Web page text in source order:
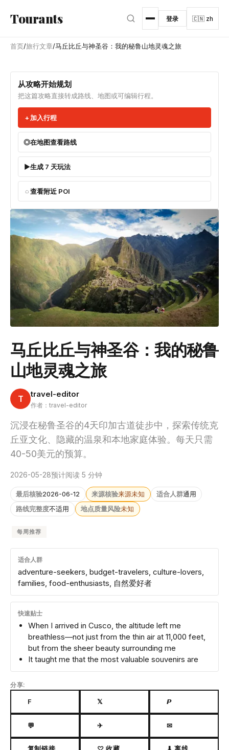
Tourants 登录 🇨🇳 zh
首页/旅行文章/马丘比丘与神圣谷：我的秘鲁山地灵魂之旅
从攻略开始规划
把这篇攻略直接转成路线、地图或可编辑行程。
加入行程
在地图查看路线
生成 7 天玩法
查看附近 POI
马丘比丘与神圣谷：我的秘鲁
山地灵魂之旅
T travel-editor
作者：travel-editor
沉浸在秘鲁圣谷的4天印加古道徒步中，探索传统克
丘亚文化、隐藏的温泉和本地家庭体验。每天只需
40-50美元的预算。
2026-05-28预计阅读 5 分钟
最后核验2026-06-12 来源核验来源未知 适合人群通用
路线完整度不适用 地点质量风险未知
每周推荐
适合人群
adventure-seekers, budget-travelers, culture-lovers,
families, food-enthusiasts, 自然爱好者
快速贴士
When I arrived in Cusco, the altitude left me
breathless—not just from the thin air at 11,000 feet,
but from the sheer beauty surrounding me
It taught me that the most valuable souvenirs are
分享:
F 𝕏 𝙋
💬 ✈ ✉